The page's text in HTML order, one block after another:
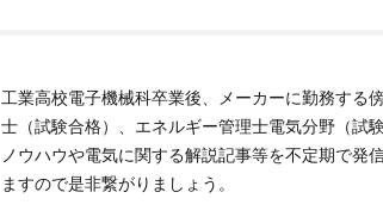
工業高校電子機械科卒業後、メーカーに勤務する
士（試験合格）、エネルギー管理士電気分野（試
ノウハウや電気に関する解説記事等を不定期で発
ますので是非繋がりましょう。